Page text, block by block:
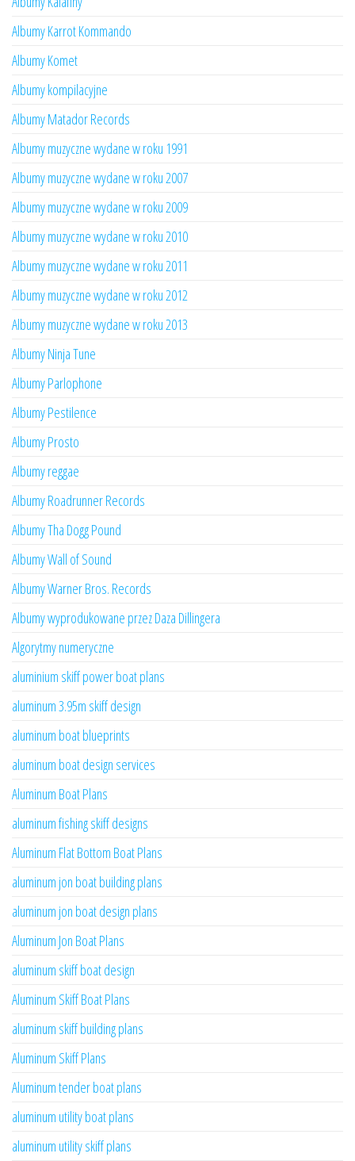
Albumy Karrot Kommando
Albumy Komet
Albumy kompilacyjne
Albumy Matador Records
Albumy muzyczne wydane w roku 1991
Albumy muzyczne wydane w roku 2007
Albumy muzyczne wydane w roku 2009
Albumy muzyczne wydane w roku 2010
Albumy muzyczne wydane w roku 2011
Albumy muzyczne wydane w roku 2012
Albumy muzyczne wydane w roku 2013
Albumy Ninja Tune
Albumy Parlophone
Albumy Pestilence
Albumy Prosto
Albumy reggae
Albumy Roadrunner Records
Albumy Tha Dogg Pound
Albumy Wall of Sound
Albumy Warner Bros. Records
Albumy wyprodukowane przez Daza Dillingera
Algorytmy numeryczne
aluminium skiff power boat plans
aluminum 3.95m skiff design
aluminum boat blueprints
aluminum boat design services
Aluminum Boat Plans
aluminum fishing skiff designs
Aluminum Flat Bottom Boat Plans
aluminum jon boat building plans
aluminum jon boat design plans
Aluminum Jon Boat Plans
aluminum skiff boat design
Aluminum Skiff Boat Plans
aluminum skiff building plans
Aluminum Skiff Plans
Aluminum tender boat plans
aluminum utility boat plans
aluminum utility skiff plans